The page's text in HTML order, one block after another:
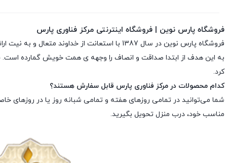
فروشگاه پارس نوین | فروشگاه اینترنتی مرکز فناوری پارس
فروشگاه پارس نوین در سال 1387 با استعانت
به این هدف از ابتدا صداقت و انصاف را وجهه ى همت خویش گمارده است.
کرد.
کدام محصولات در مرکز فناوری پارس قابل سفارش هستند؟
شما می‌توانید در تمامی روزهای هفته و تمامی شبانه روز یا در
مناسب خود، درب منزل تحویل بگیرید.